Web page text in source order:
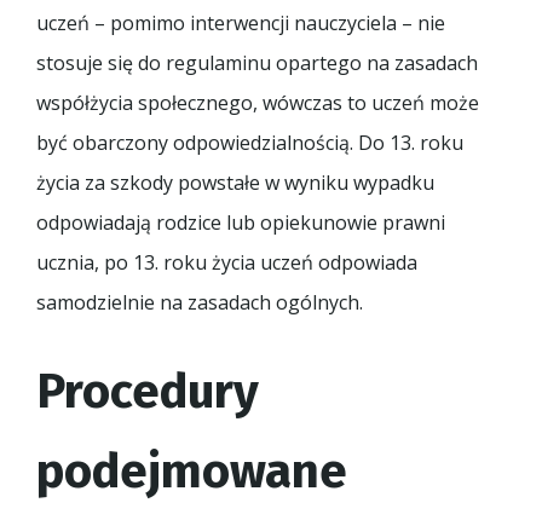
uczeń – pomimo interwencji nauczyciela – nie
stosuje się do regulaminu opartego na zasadach
współżycia społecznego, wówczas to uczeń może
być obarczony odpowiedzialnością. Do 13. roku
życia za szkody powstałe w wyniku wypadku
odpowiadają rodzice lub opiekunowie prawni
ucznia, po 13. roku życia uczeń odpowiada
samodzielnie na zasadach ogólnych.
Procedury
podejmowane